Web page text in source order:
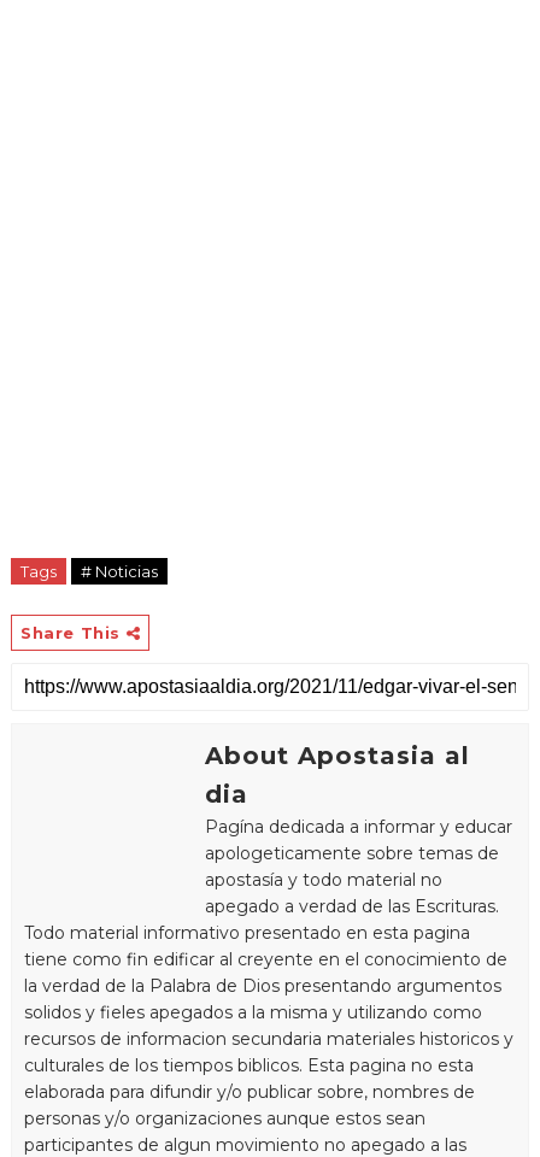
Tags # Noticias
Share This
About Apostasia al
dia
Pagína dedicada a informar y educar
apologeticamente sobre temas de
apostasía y todo material no
apegado a verdad de las Escrituras.
Todo material informativo presentado en esta pagina
tiene como fin edificar al creyente en el conocimiento de
la verdad de la Palabra de Dios presentando argumentos
solidos y fieles apegados a la misma y utilizando como
recursos de informacion secundaria materiales historicos y
culturales de los tiempos biblicos. Esta pagina no esta
elaborada para difundir y/o publicar sobre, nombres de
personas y/o organizaciones aunque estos sean
participantes de algun movimiento no apegado a las